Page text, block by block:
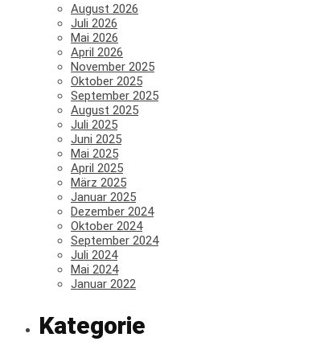
August 2026
Juli 2026
Mai 2026
April 2026
November 2025
Oktober 2025
September 2025
August 2025
Juli 2025
Juni 2025
Mai 2025
April 2025
März 2025
Januar 2025
Dezember 2024
Oktober 2024
September 2024
Juli 2024
Mai 2024
Januar 2022
Kategorie